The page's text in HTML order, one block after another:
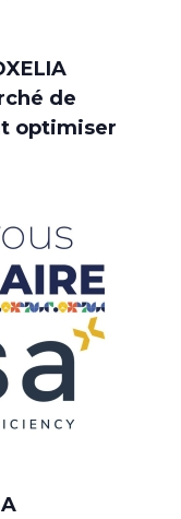
de
optimiser